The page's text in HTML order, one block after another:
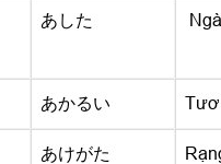
あした
あかるい
あけがた